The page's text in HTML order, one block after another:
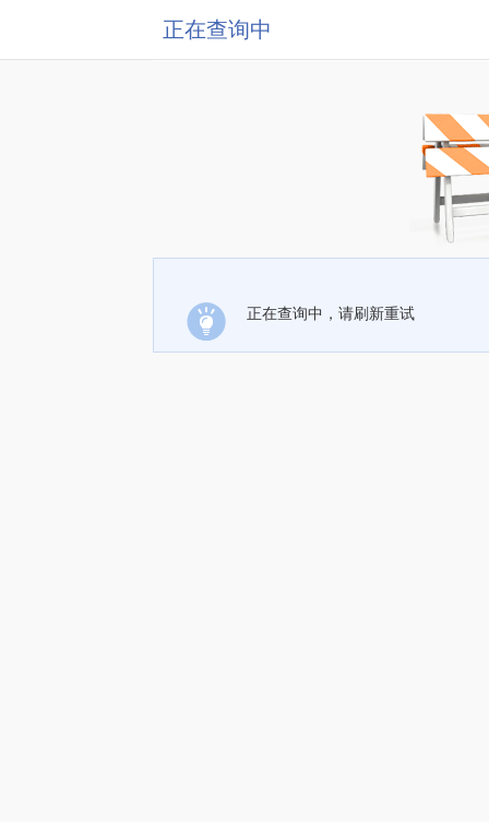
正在查询中
正在查询中，请刷新重试